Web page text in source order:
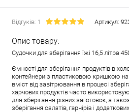
Відгуків: 1 Артикул:
Опис товару:
Судочки для зберігання їжі 16,5 літра
Ємності для зберігання продуктів в
контейнери з пластиковою кришкою
вміст від завітрювання в процесі
харчових продуктів часто
для зберігання різних заготовок, а
зберігання салатів, гарнірів і